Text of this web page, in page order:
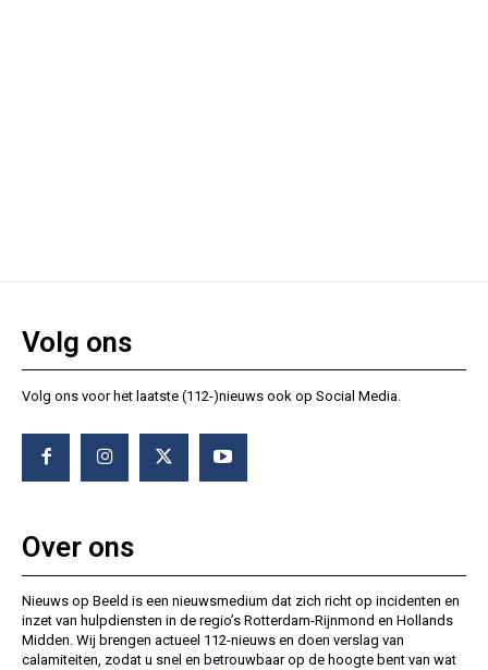
Volg ons
Volg ons voor het laatste (112-)nieuws ook op Social Media.
Over ons
Nieuws op Beeld is een nieuwsmedium dat zich richt op incidenten en
inzet van hulpdiensten in de regio’s Rotterdam-Rijnmond en Hollands
Midden. Wij brengen actueel 112-nieuws en doen verslag van
calamiteiten, zodat u snel en betrouwbaar op de hoogte bent van wat